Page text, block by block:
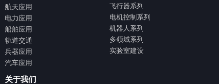
航天应用
电力应用
船舶应用
轨道交通
兵器应用
汽车应用
飞行器系列
电机控制系列
机器人系列
多领域系列
实验室建设
关于我们